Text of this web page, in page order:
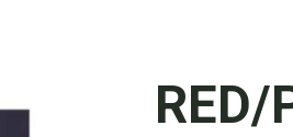
8623- RED/